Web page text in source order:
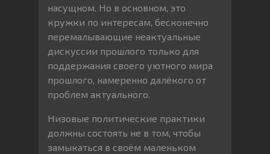
насущном. Но в основном, это
кружки по интересам, бесконечно
перемалывающие неактуальные
дискуссии прошлого только для
поддержания своего уютного мира
прошлого, намеренно далёкого от
проблем актуального.
Низовые политические практики
должны состоять не в том, чтобы
замыкаться в своём маленьком